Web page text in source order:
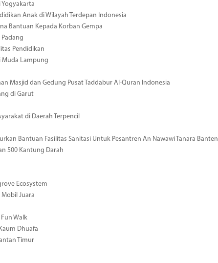
Yogyakarta
Anak di Wilayah Terdepan Indonesia
Bantuan Kepada Korban Gempa
Pendidikan
Muda Lampung
Masjid dan Gedung Pusat Taddabur Al-Quran Indonesia
di Garut
di Daerah Terpencil
Bantuan Fasilitas Sanitasi Untuk Pesantren An Nawawi Tanara Banten
500 Kantung Darah
Ecosystem
Juara
Walk
Dhuafa
Timur